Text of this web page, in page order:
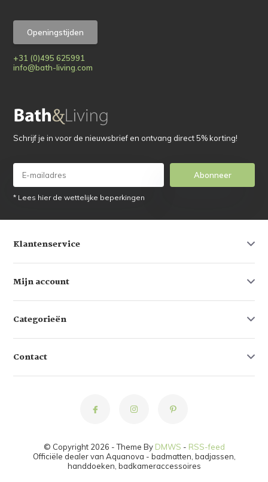
Openingstijden
+31 (0)495 625991
info@bath-living.com
Schrijf je in voor de nieuwsbrief en ontvang direct 5% korting!
Abonneer
* Lees hier de wettelijke beperkingen
Klantenservice
Mijn account
Categorieën
Contact
© Copyright 2026 - Theme By DMWS - RSS-feed
Officiële dealer van Aquanova - badmatten, badjassen,
handdoeken, badkameraccessoires